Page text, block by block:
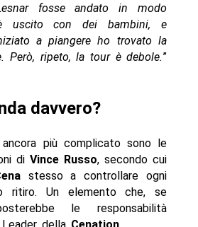
fosse andato in modo
uscito con dei bambini, e
a piangere ho trovato la
Però, ripeto, la tour è debole.”
davvero?
più complicato sono le
di Vince Russo, secondo cui
stesso a controllare ogni
ritiro. Un elemento che, se
le responsabilità